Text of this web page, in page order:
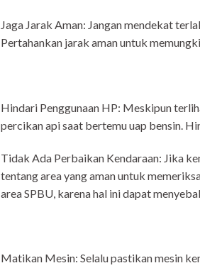
Jaga Jarak Aman: Jangan mendekat
Pertahankan jarak aman untuk
Hindari Penggunaan HP: Meskipun
percikan api saat bertemu uap bensin.
Tidak Ada Perbaikan Kendaraan: Jika
tentang area yang aman untuk
area SPBU, karena hal ini dapat
Matikan Mesin: Selalu pastikan mesin